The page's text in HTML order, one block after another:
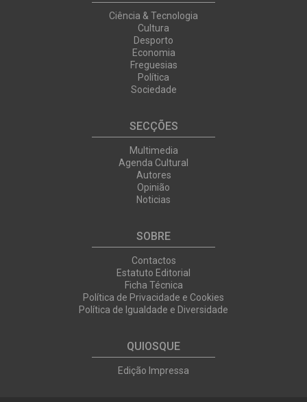
Ciência & Tecnologia
Cultura
Desporto
Economia
Freguesias
Política
Sociedade
SECÇÕES
Multimedia
Agenda Cultural
Autores
Opinião
Noticias
SOBRE
Contactos
Estatuto Editorial
Ficha Técnica
Política de Privacidade e Cookies
Política de Igualdade e Diversidade
QUIOSQUE
Edição Impressa